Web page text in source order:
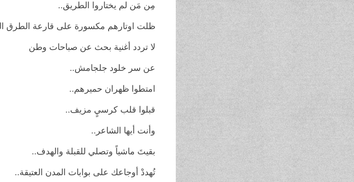
مِن مَن لم يختاروا الطريق..
ظلت اوتارهم مكسورة على قارعة الطرق
لا تردد أغنية بحث عن صباحات وطن
عن سر خلود جلجامش..
امتطوا ظهران حميرهم..
قبلوا قلب كرسيٍ مزيف..
وأنت أيها الشاعر..
بقيتَ ماشياً وتصلي للقبلة والهدف..
تُهددْ أوجاعك على بوابات المدن العتيقة..